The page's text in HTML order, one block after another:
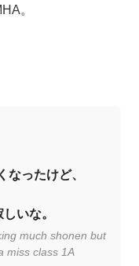
。
なったけど、
いな。
much shonen but
miss class 1A